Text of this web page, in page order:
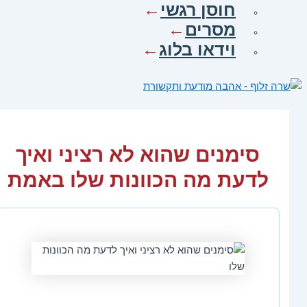
חוסן רגשי
מסרים
וידאו בלוג
סימנים שהוא לא רציני ואיך
לדעת מה הכוונות שלו באמת